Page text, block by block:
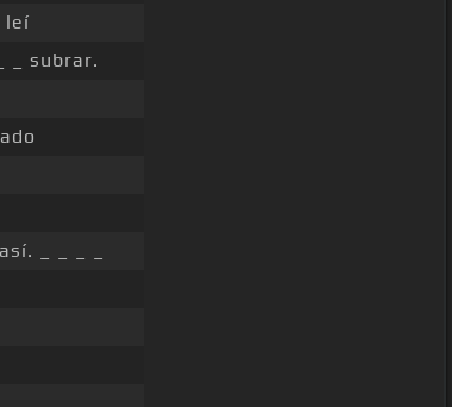
leí
_ subrar.
_ _ _ _